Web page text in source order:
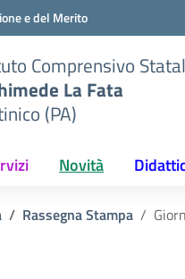
e del Merito
Comprensivo
La Fata
(PA)
Novità
Rassegna Stampa